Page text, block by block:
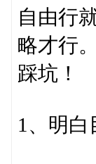
自由行
略才行
踩坑！
1、明白